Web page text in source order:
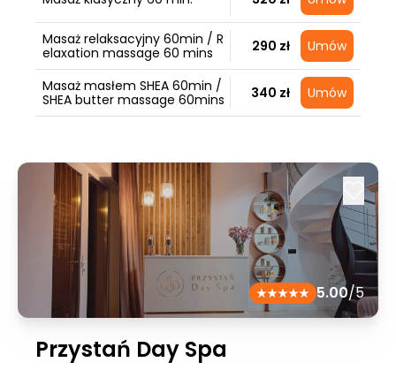
Masaż relaksacyjny 60min / R
elaxation massage 60 mins
290 zł Umów
Masaż masłem SHEA 60min /
SHEA butter massage 60mins
340 zł Umów
5.00/5
Przystań Day Spa